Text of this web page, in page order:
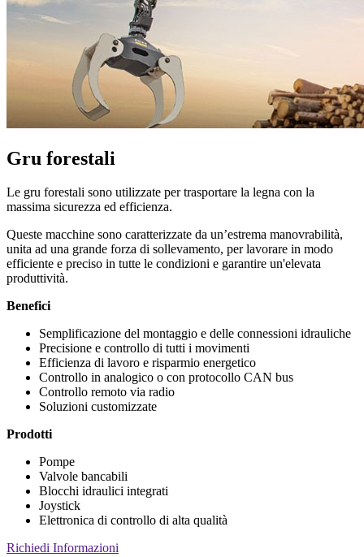
Gru forestali
Le gru forestali sono utilizzate per trasportare la legna con la
massima sicurezza ed efficienza.
Queste macchine sono caratterizzate da un’estrema manovrabilità,
unita ad una grande forza di sollevamento, per lavorare in modo
efficiente e preciso in tutte le condizioni e garantire un'elevata
produttività.
Benefici
Semplificazione del montaggio e delle connessioni idrauliche
Precisione e controllo di tutti i movimenti
Efficienza di lavoro e risparmio energetico
Controllo in analogico o con protocollo CAN bus
Controllo remoto via radio
Soluzioni customizzate
Prodotti
Pompe
Valvole bancabili
Blocchi idraulici integrati
Joystick
Elettronica di controllo di alta qualità
Richiedi Informazioni